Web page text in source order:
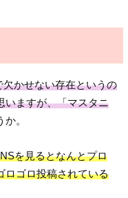
かせない存在というの
いますが、「マスタニ
。
を見るとなんとプロ
ロゴロ投稿されている